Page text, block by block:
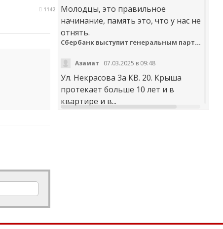
1142
Молодцы, это правильное
начинание, память это, что у нас не
отнять.
Сбербанк выступит генеральным партнером онлайн-шествия «Бессмертный полк»
Азамат 07.03.2025 в 09:48
Ул. Некрасова 3а КВ. 20. Крыша
протекает больше 10 лет и в
квартире и в...